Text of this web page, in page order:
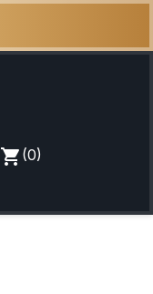
Zaloguj
shopping_cart
Koszyk
(0)